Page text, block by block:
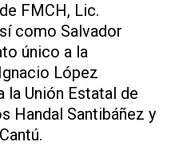
FMCH, Lic.
como Salvador
único a la
López
la Unión Estatal de
Handal Santibáñez y